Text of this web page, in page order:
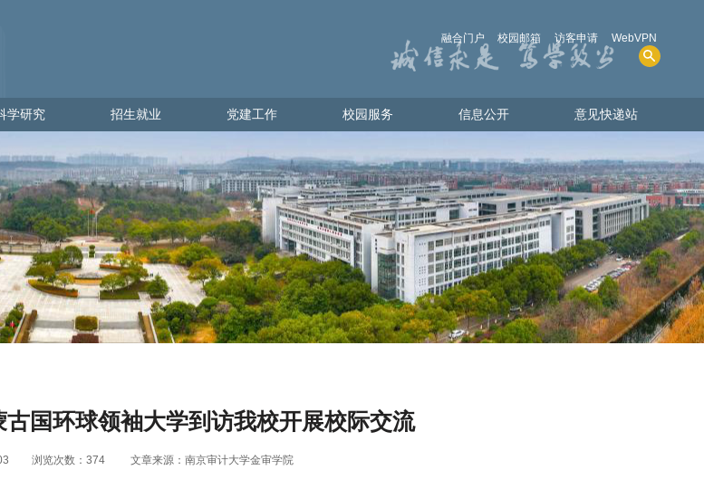
融合门户 校园邮箱 访客申请 WebVPN
究
理
态
招生就业
出彩金审人
招生网
就业网
党建工作
党建通知
党员发展
党员教育
党员管理
党校工作
党日活动
政策文件
下载专区
校园服务
人才招聘
图书资源
电话查询
共享物资
信息公开
学院概况
招生考试
财务、资产及收费
人事师资
教学质量
学生管理服务
学位、学科
实验室安全
意见快递站
学研究 招生就业 党建工作 校园服务 信息公开 意见快递站
国环球领袖大学到访我校开展校际交流
浏览次数： 374 文章来源：南京审计大学金审学院